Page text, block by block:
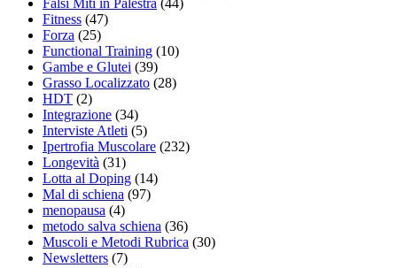
Falsi Miti in Palestra (44)
Fitness (47)
Forza (25)
Functional Training (10)
Gambe e Glutei (39)
Grasso Localizzato (28)
HDT (2)
Integrazione (34)
Interviste Atleti (5)
Ipertrofia Muscolare (232)
Longevità (31)
Lotta al Doping (14)
Mal di schiena (97)
menopausa (4)
metodo salva schiena (36)
Muscoli e Metodi Rubrica (30)
Newsletters (7)